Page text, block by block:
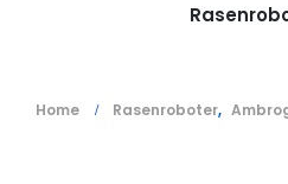
Home Rasenroboter,